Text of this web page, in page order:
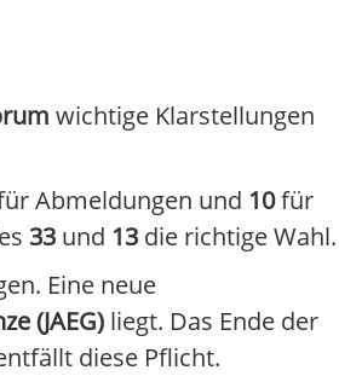
wichtige Klarstellungen
Abmeldungen und 10für
33 und 13 die richtige Wahl.
Eine neue
(JAEG) liegt. Das Ende der
diese Pflicht.